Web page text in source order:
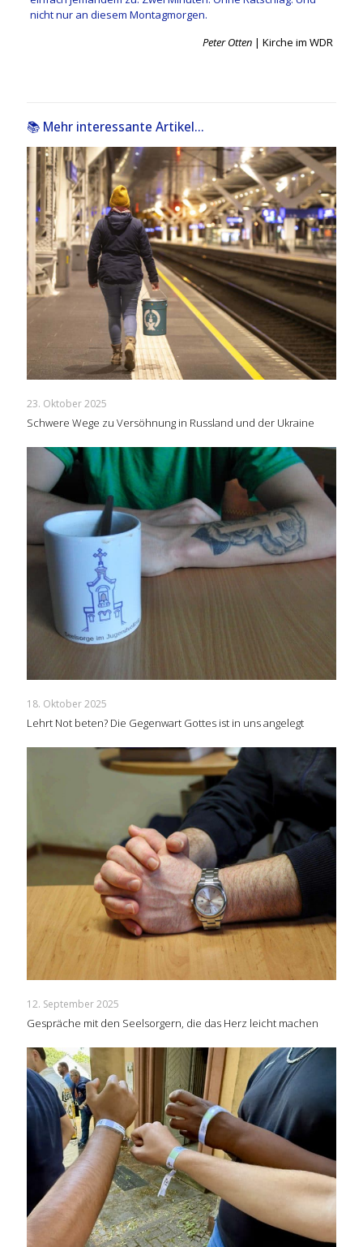
nicht nur an diesem Montagmorgen.
Peter Otten | Kirche im WDR
📚 Mehr interessante Artikel...
23. Oktober 2025
Schwere Wege zu Versöhnung in Russland und der Ukraine
18. Oktober 2025
Lehrt Not beten? Die Gegenwart Gottes ist in uns angelegt
12. September 2025
Gespräche mit den Seelsorgern, die das Herz leicht machen